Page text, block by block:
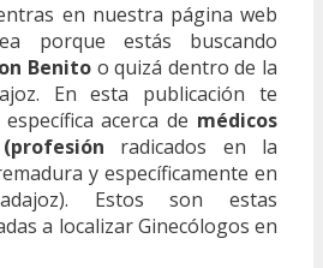
en nuestra página web
porque estás buscando
Benitoo quizá dentro de la
En esta publicación te
acerca de médicos
radicados en la
y específicamente en
Estos son estas
a localizar Ginecólogos en